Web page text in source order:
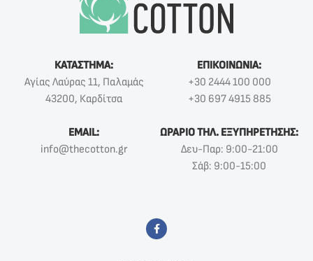
ΚΑΤΑΣΤΗΜΑ:
Αγίας Λαύρας 11, Παλαμάς
43200, Καρδίτσα
ΕΠΙΚΟΙΝΩΝΙΑ:
+30 2444 100 000
+30 697 4915 885
EMAIL:
info@thecotton.gr
ΩΡΑΡΙΟ ΤΗΛ. ΕΞΥΠΗΡΕΤΗΣΗΣ:
Δευ-Παρ: 9:00-21:00
Σάβ: 9:00-15:00